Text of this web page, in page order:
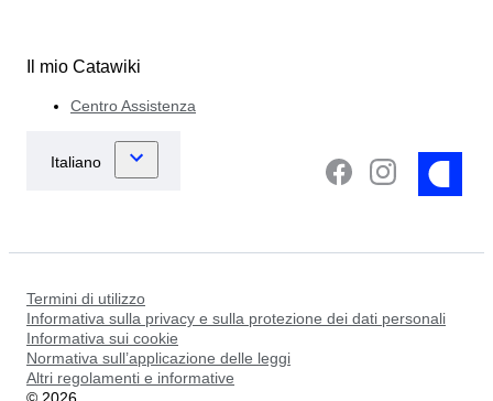
Il mio Catawiki
Centro Assistenza
Termini di utilizzo
Informativa sulla privacy e sulla protezione dei dati personali
Informativa sui cookie
Normativa sull’applicazione delle leggi
Altri regolamenti e informative